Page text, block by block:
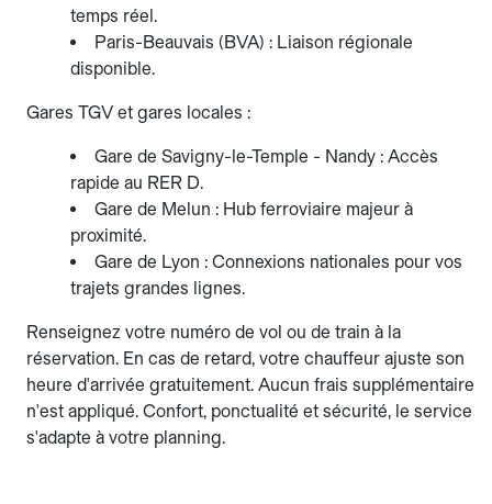
temps réel.
Paris-Beauvais (BVA) : Liaison régionale
disponible.
Gares TGV et gares locales :
Gare de Savigny-le-Temple - Nandy : Accès
rapide au RER D.
Gare de Melun : Hub ferroviaire majeur à
proximité.
Gare de Lyon : Connexions nationales pour vos
trajets grandes lignes.
Renseignez votre numéro de vol ou de train à la
réservation. En cas de retard, votre chauffeur ajuste son
heure d'arrivée gratuitement. Aucun frais supplémentaire
n'est appliqué. Confort, ponctualité et sécurité, le service
s'adapte à votre planning.